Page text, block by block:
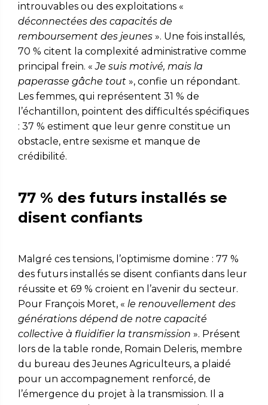
introuvables ou des exploitations «
déconnectées des capacités de
remboursement des jeunes ». Une fois installés,
70 % citent la complexité administrative comme
principal frein. «Je suis motivé, mais la
paperasse gâche tout », confie un répondant.
Les femmes, qui représentent 31 % de
l’échantillon, pointent des difficultés spécifiques
: 37 % estiment que leur genre constitue un
obstacle, entre sexisme et manque de
crédibilité.
77 % des futurs installés se
disent confiants
Malgré ces tensions, l’optimisme domine : 77 %
des futurs installés se disent confiants dans leur
réussite et 69 % croient en l’avenir du secteur.
Pour François Moret, « le renouvellement des
générations dépend de notre capacité
collective à fluidifier la transmission ». Présent
lors de la table ronde, Romain Deleris, membre
du bureau des Jeunes Agriculteurs, a plaidé
pour un accompagnement renforcé, de
l’émergence du projet à la transmission. Il a